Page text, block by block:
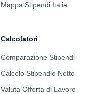
Mappa Stipendi Italia
Calcolatori
Comparazione Stipendi
Calcolo Stipendio Netto
Valuta Offerta di Lavoro